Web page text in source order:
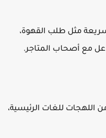
مثل طلب القهوة،
مع أصحاب المتاجر.
للغات الرئيسية،